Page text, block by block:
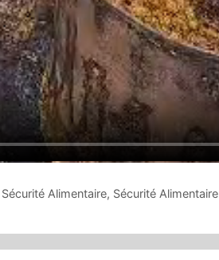
Sécurité Alimentaire, Sécurité Alimentaire